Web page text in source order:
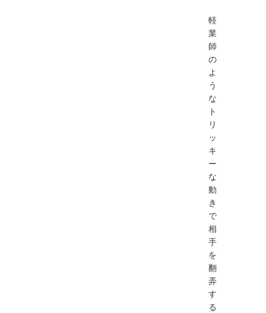
軽
業
師
の
よ
う
な
ト
リ
ッ
キ
ー
な
動
き
で
相
手
を
翻
弄
す
る